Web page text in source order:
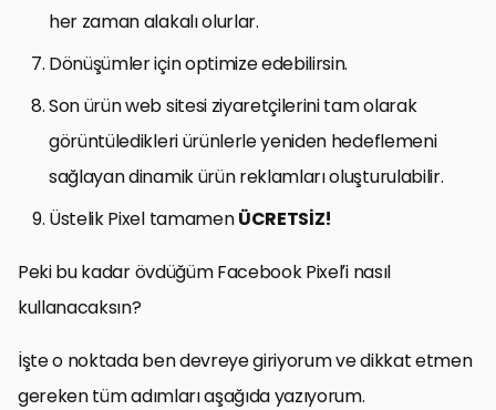
her zaman alakalı olurlar.
Dönüşümler için optimize edebilirsin.
Son ürün web sitesi ziyaretçilerini tam olarak
görüntüledikleri ürünlerle yeniden hedeflemeni
sağlayan dinamik ürün reklamları oluşturulabilir.
Üstelik Pixel tamamenÜCRETSİZ!
Peki bu kadar övdüğüm Facebook Pixel’i nasıl
kullanacaksın?
İşte o noktada ben devreye giriyorum ve dikkat etmen
gereken tüm adımları aşağıda yazıyorum.